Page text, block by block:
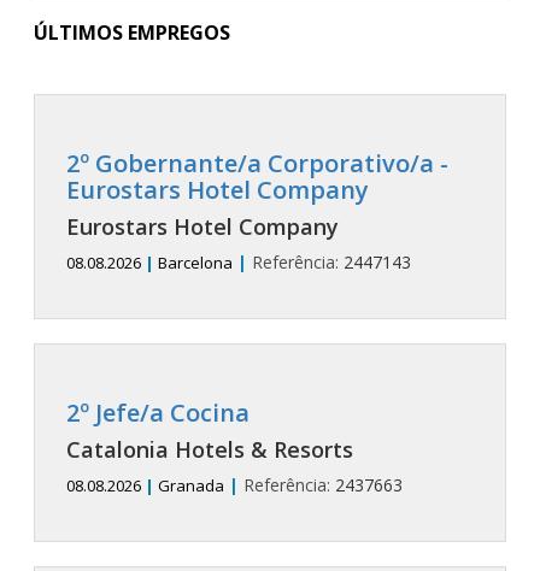
ÚLTIMOS EMPREGOS
2º Gobernante/a Corporativo/a -
Eurostars Hotel Company
Eurostars Hotel Company
08.08.2026 | Barcelona | Referência: 2447143
2º Jefe/a Cocina
Catalonia Hotels & Resorts
08.08.2026 | Granada | Referência: 2437663